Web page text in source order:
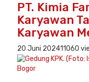
PT. Kimia
Karyawan
Karyawan
20 Juni 202411060
Bogor